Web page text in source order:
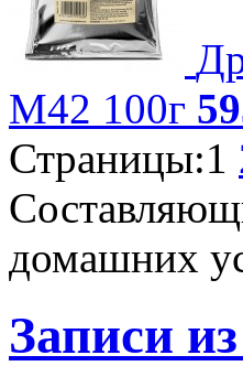
M42 100г
Страницы:1
домашних
Записи